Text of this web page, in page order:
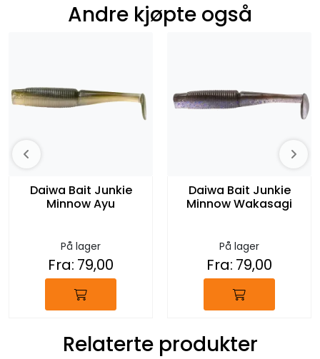
Andre kjøpte også
Daiwa Bait Junkie
Minnow Ayu
På lager
Fra: 79,00
Daiwa Bait Junkie
Minnow Wakasagi
På lager
Fra: 79,00
Relaterte produkter